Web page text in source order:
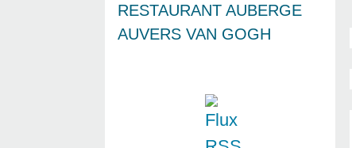
RESTAURANT AUBERGE
AUVERS VAN GOGH